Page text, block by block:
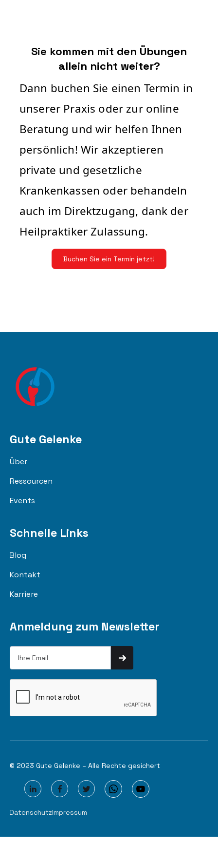
Sie kommen mit den Übungen
allein nicht weiter?
Dann buchen Sie einen Termin in
unserer Praxis oder zur online
Beratung und wir helfen Ihnen
persönlich! Wir akzeptieren
private und gesetzliche
Krankenkassen oder behandeln
auch im Direktzugang, dank der
Heilpraktiker Zulassung.
Buchen Sie ein Termin jetzt!
Gute Gelenke
Über
Ressourcen
Events
Schnelle Links
Blog
Kontakt
Karriere
Anmeldung zum Newsletter
© 2023 Gute Gelenke – Alle Rechte gesichert
DatenschutzImpressum